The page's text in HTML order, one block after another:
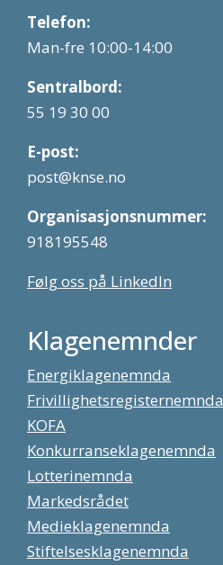
Telefon:
Man-fre 10:00-14:00
Sentralbord:
55 19 30 00
E-post:
post@knse.no
Organisasjonsnummer:
918195548
Følg oss på LinkedIn
Klagenemnder
Energiklagenemnda
Frivillighetsregisternemnda
KOFA
Konkurranseklagenemnda
Lotterinemnda
Markedsrådet
Medieklagenemnda
Stiftelsesklagenemnda